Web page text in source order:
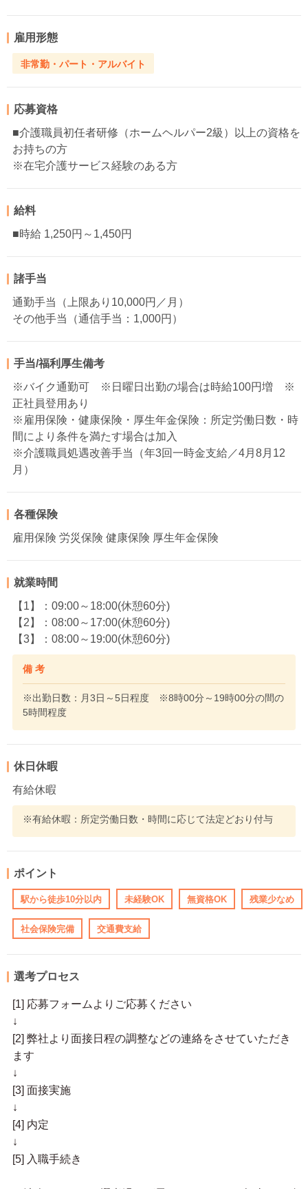
雇用形態
非常勤・パート・アルバイト
応募資格
■介護職員初任者研修（ホームヘルパー2級）以上の資格を
お持ちの方
※在宅介護サービス経験のある方
給料
■時給 1,250円～1,450円
諸手当
通勤手当（上限あり10,000円／月）
その他手当（通信手当：1,000円）
手当/福利厚生備考
※バイク通勤可 ※日曜日出勤の場合は時給100円増 ※
正社員登用あり
※雇用保険・健康保険・厚生年金保険：所定労働日数・時
間により条件を満たす場合は加入
※介護職員処遇改善手当（年3回一時金支給／4月8月12
月）
各種保険
雇用保険 労災保険 健康保険 厚生年金保険
就業時間
【1】：09:00～18:00(休憩60分)
【2】：08:00～17:00(休憩60分)
【3】：08:00～19:00(休憩60分)
備 考
※出勤日数：月3日～5日程度 ※8時00分～19時00分の間の
5時間程度
休日休暇
有給休暇
※有給休暇：所定労働日数・時間に応じて法定どおり付与
ポイント
駅から徒歩10分以内 未経験OK 無資格OK 残業少なめ
社会保険完備 交通費支給
選考プロセス
[1] 応募フォームよりご応募ください
↓
[2] 弊社より面接日程の調整などの連絡をさせていただき
ます
↓
[3] 面接実施
↓
[4] 内定
↓
[5] 入職手続き